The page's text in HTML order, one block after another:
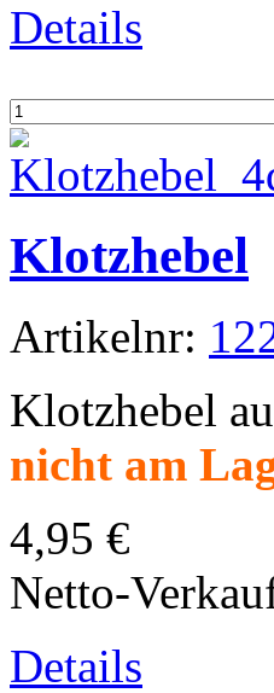
Details
Klotzhebel
Artikelnr:
Klotzhebel
nicht am
4,95 €
Netto-
Details